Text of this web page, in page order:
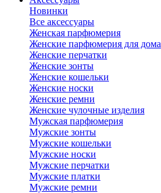
Новинки
Все аксессуары
Женская парфюмерия
Женские парфюмерия для дома
Женские перчатки
Женские зонты
Женские кошельки
Женские носки
Женские ремни
Женские чулочные изделия
Мужская парфюмерия
Мужские зонты
Мужские кошельки
Мужские носки
Мужские перчатки
Мужские платки
Мужские ремни